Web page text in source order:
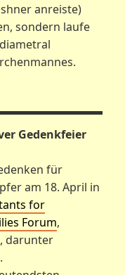
anreiste)
sondern laufe
Gedenkfeier
für
am 18. April in
for
Forum,
darunter